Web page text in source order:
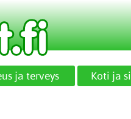
ja terveys Koti ja